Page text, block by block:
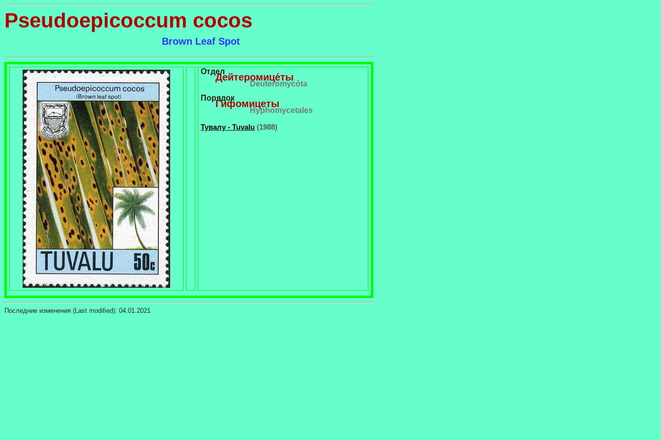
Pseudoepicoccum cocos
Brown Leaf Spot
Отдел
Дейтеромице́ты
Deuteromycóta
Порядок
Гифомицеты
Hyphomycetales
Тувалу - Tuvalu (1988)
Последние изменения (Last modified): 04.01.2021